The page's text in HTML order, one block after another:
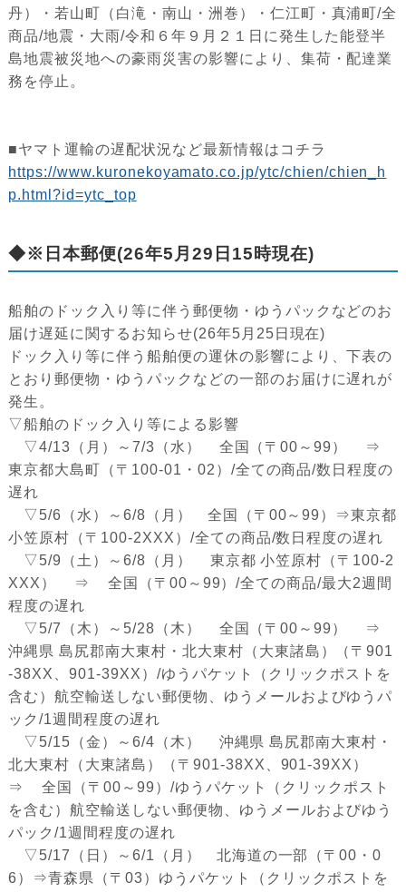
丹）・若山町（白滝・南山・洲巻）・仁江町・真浦町/全
商品/地震・大雨/令和６年９月２１日に発生した能登半
島地震被災地への豪雨災害の影響により、集荷・配達業
務を停止。
■ヤマト運輸の遅配状況など最新情報はコチラ
https://www.kuronekoyamato.co.jp/ytc/chien/chien_h
p.html?id=ytc_top
◆※日本郵便(26年5月29日15時現在)
船舶のドック入り等に伴う郵便物・ゆうパックなどのお
届け遅延に関するお知らせ(26年5月25日現在)
ドック入り等に伴う船舶便の運休の影響により、下表の
とおり郵便物・ゆうパックなどの一部のお届けに遅れが
発生。
▽船舶のドック入り等による影響
▽4/13（月）～7/3（水） 全国（〒00～99） ⇒
東京都大島町（〒100-01・02）/全ての商品/数日程度の
遅れ
▽5/6（水）～6/8（月） 全国（〒00～99）⇒東京都
小笠原村（〒100-2XXX）/全ての商品/数日程度の遅れ
▽5/9（土）～6/8（月） 東京都 小笠原村（〒100-2
XXX） ⇒ 全国（〒00～99）/全ての商品/最大2週間
程度の遅れ
▽5/7（木）～5/28（木） 全国（〒00～99） ⇒
沖縄県 島尻郡南大東村・北大東村（大東諸島）（〒901
-38XX、901-39XX）/ゆうパケット（クリックポストを
含む）航空輸送しない郵便物、ゆうメールおよびゆうパ
ック/1週間程度の遅れ
▽5/15（金）～6/4（木） 沖縄県 島尻郡南大東村・
北大東村（大東諸島）（〒901-38XX、901-39XX）
⇒ 全国（〒00～99）/ゆうパケット（クリックポスト
を含む）航空輸送しない郵便物、ゆうメールおよびゆう
パック/1週間程度の遅れ
▽5/17（日）～6/1（月） 北海道の一部（〒00・0
6）⇒青森県（〒03）ゆうパケット（クリックポストを